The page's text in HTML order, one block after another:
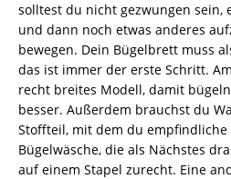
solltest du nicht gezwungen sein,
und dann noch etwas anderes
bewegen. Dein Bügelbrett muss
das ist immer der erste Schritt.
recht breites Modell, damit
besser. Außerdem brauchst du
Stoffteil, mit dem du empfindliche
Bügelwäsche, die als Nächstes
auf einem Stapel zurecht. Eine